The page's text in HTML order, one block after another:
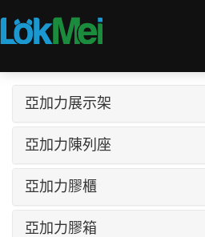
亞加力展示架
亞加力陳列座
亞加力膠櫃
亞加力膠箱